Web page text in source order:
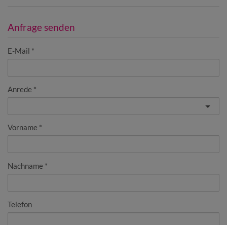
Anfrage senden
E-Mail
Anrede
Vorname
Nachname
Telefon